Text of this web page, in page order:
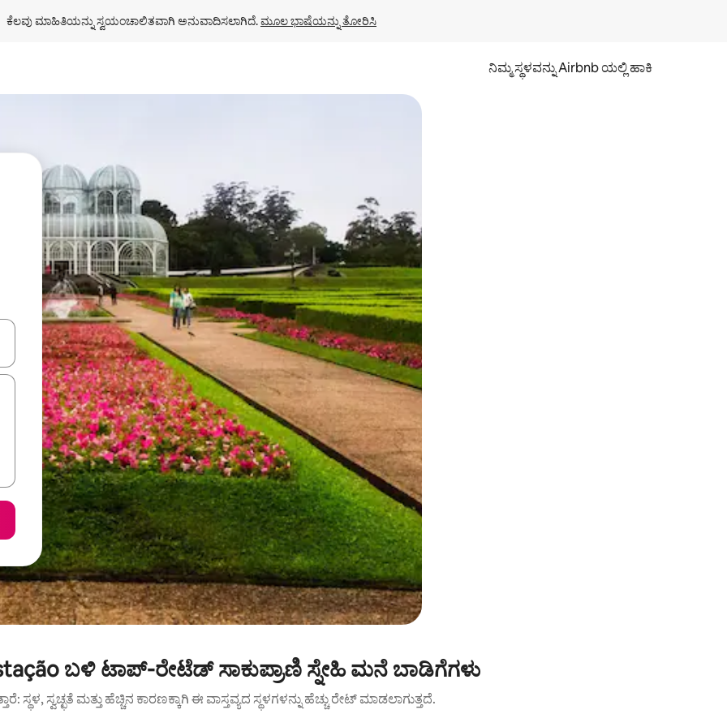
ಕೆಲವು ಮಾಹಿತಿಯನ್ನು ಸ್ವಯಂಚಾಲಿತವಾಗಿ ಅನುವಾದಿಸಲಾಗಿದೆ. ಮೂಲ ಭಾಷೆಯನ್ನು ತೋರಿಸಿ
ನಿಮ್ಮ ಸ್ಥಳವನ್ನು Airbnb ಯಲ್ಲಿ ಹಾಕಿ
ನ್ಯಾವಿಗೇಟ್ ಮಾಡಿ ಅಥವಾ ಸ್ಪರ್ಶ ಅಥವಾ ಸ್ವೈಪ್ ಗೆಸ್ಚರ್‌ಗಳ ಮೂಲಕ ಅನ್ವೇಷಿಸಿ.
ಬಳಿ ಟಾಪ್-ರೇಟೆಡ್ ಸಾಕುಪ್ರಾಣಿ ಸ್ನೇಹಿ ಮನೆ ಬಾಡಿಗೆಗಳು
ಸ್ಥಳ, ಸ್ವಚ್ಛತೆ ಮತ್ತು ಹೆಚ್ಚಿನ ಕಾರಣಕ್ಕಾಗಿ ಈ ವಾಸ್ತವ್ಯದ ಸ್ಥಳಗಳನ್ನು ಹೆಚ್ಚು ರೇಟ್ ಮಾಡಲಾಗುತ್ತದೆ.